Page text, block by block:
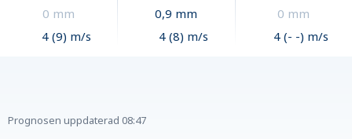
0 mm
4 (9) m/s
0,9 mm
4 (8) m/s
0 mm
4 (- -) m/s
Prognosen uppdaterad 08:47